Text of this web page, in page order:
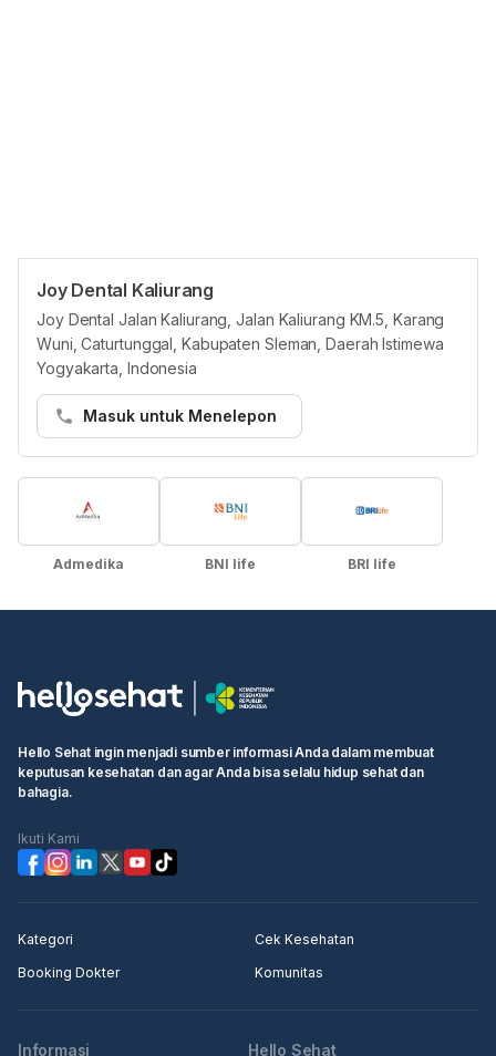
Joy Dental Kaliurang
Joy Dental Jalan Kaliurang, Jalan Kaliurang KM.5, Karang
Wuni, Caturtunggal, Kabupaten Sleman, Daerah Istimewa
Yogyakarta, Indonesia
Masuk untuk Menelepon
Asuransi
Semua penyedia layanan di HHG wajib
mencantumkan paket asuransi dalam jaringan secara
akurat. Jika terdapat masalah, tim Layanan kami akan
membantu menghubungkan Anda dengan penyedia
Admedika BNI life BRI life
Hello Sehat ingin menjadi sumber informasi Anda dalam membuat
keputusan kesehatan dan agar Anda bisa selalu hidup sehat dan
bahagia.
Ikuti Kami
Kategori
Cek Kesehatan
Booking Dokter
Komunitas
Informasi Hello Sehat